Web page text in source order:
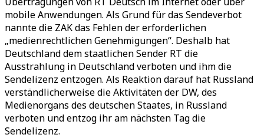
mobile Anwendungen. Als Grund für das Sendeverbot
nannte die ZAK das Fehlen der erforderlichen
„medienrechtlichen Genehmigungen“. Deshalb hat
Deutschland dem staatlichen Sender RT die
Ausstrahlung in Deutschland verboten und ihm die
Sendelizenz entzogen. Als Reaktion darauf hat Russland
verständlicherweise die Aktivitäten der DW, des
Medienorgans des deutschen Staates, in Russland
verboten und entzog ihr am nächsten Tag die
Sendelizenz.